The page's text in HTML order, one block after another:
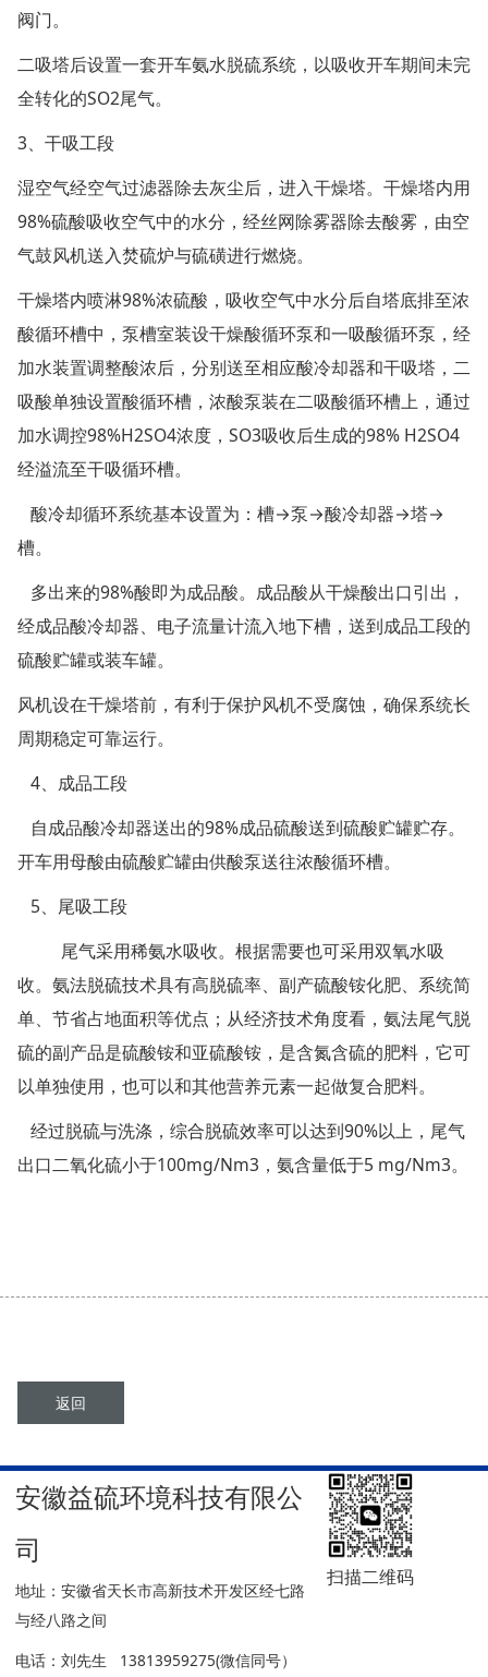
阀门。
二吸塔后设置一套开车氨水脱硫系统，以吸收开车期间未完
全转化的SO2尾气。
3、干吸工段
湿空气经空气过滤器除去灰尘后，进入干燥塔。干燥塔内用
98%硫酸吸收空气中的水分，经丝网除雾器除去酸雾，由空
气鼓风机送入焚硫炉与硫磺进行燃烧。
干燥塔内喷淋98%浓硫酸，吸收空气中水分后自塔底排至浓
酸循环槽中，泵槽室装设干燥酸循环泵和一吸酸循环泵，经
加水装置调整酸浓后，分别送至相应酸冷却器和干吸塔，二
吸酸单独设置酸循环槽，浓酸泵装在二吸酸循环槽上，通过
加水调控98%H2SO4浓度，SO3吸收后生成的98% H2SO4
经溢流至干吸循环槽。
酸冷却循环系统基本设置为：槽→泵→酸冷却器→塔→
槽。
多出来的98%酸即为成品酸。成品酸从干燥酸出口引出，
经成品酸冷却器、电子流量计流入地下槽，送到成品工段的
硫酸贮罐或装车罐。
风机设在干燥塔前，有利于保护风机不受腐蚀，确保系统长
周期稳定可靠运行。
4、成品工段
自成品酸冷却器送出的98%成品硫酸送到硫酸贮罐贮存。
开车用母酸由硫酸贮罐由供酸泵送往浓酸循环槽。
5、尾吸工段
尾气采用稀氨水吸收。根据需要也可采用双氧水吸
收。氨法脱硫技术具有高脱硫率、副产硫酸铵化肥、系统简
单、节省占地面积等优点；从经济技术角度看，氨法尾气脱
硫的副产品是硫酸铵和亚硫酸铵，是含氮含硫的肥料，它可
以单独使用，也可以和其他营养元素一起做复合肥料。
经过脱硫与洗涤，综合脱硫效率可以达到90%以上，尾气
出口二氧化硫小于100mg/Nm3，氨含量低于5 mg/Nm3。
返回
安徽益硫环境科技有限公
司
地址：安徽省天长市高新技术开发区经七路
与经八路之间
电话：刘先生 13813959275(微信同号）
扫描二维码